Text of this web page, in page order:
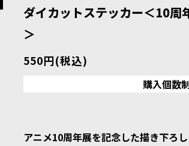
ダイカットステッカー＜10周
＞
550円(税込)
購入個数
アニメ10周年展を記念した描き下ろ